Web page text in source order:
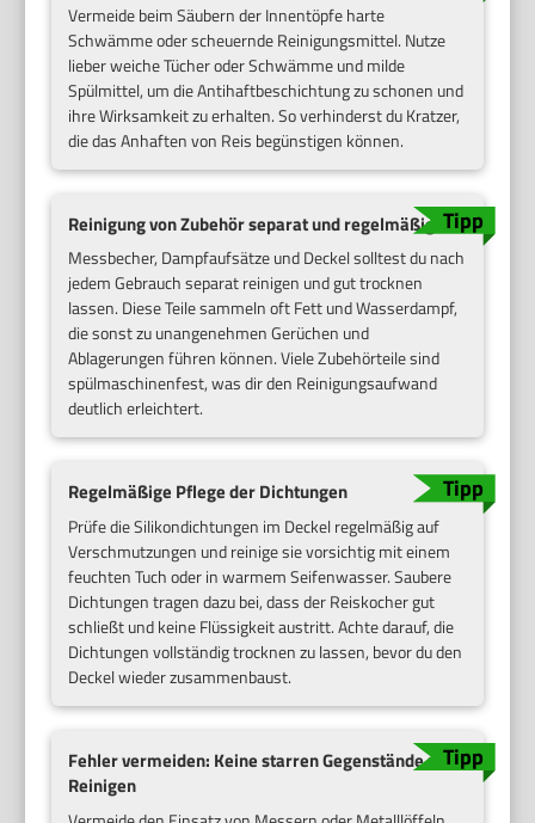
Vermeide beim Säubern der Innentöpfe harte
Schwämme oder scheuernde Reinigungsmittel. Nutze
lieber weiche Tücher oder Schwämme und milde
Spülmittel, um die Antihaftbeschichtung zu schonen und
ihre Wirksamkeit zu erhalten. So verhinderst du Kratzer,
die das Anhaften von Reis begünstigen können.
Reinigung von Zubehör separat und regelmäßig
Messbecher, Dampfaufsätze und Deckel solltest du nach
jedem Gebrauch separat reinigen und gut trocknen
lassen. Diese Teile sammeln oft Fett und Wasserdampf,
die sonst zu unangenehmen Gerüchen und
Ablagerungen führen können. Viele Zubehörteile sind
spülmaschinenfest, was dir den Reinigungsaufwand
deutlich erleichtert.
Regelmäßige Pflege der Dichtungen
Prüfe die Silikondichtungen im Deckel regelmäßig auf
Verschmutzungen und reinige sie vorsichtig mit einem
feuchten Tuch oder in warmem Seifenwasser. Saubere
Dichtungen tragen dazu bei, dass der Reiskocher gut
schließt und keine Flüssigkeit austritt. Achte darauf, die
Dichtungen vollständig trocknen zu lassen, bevor du den
Deckel wieder zusammenbaust.
Fehler vermeiden: Keine starren Gegenstände zum
Reinigen